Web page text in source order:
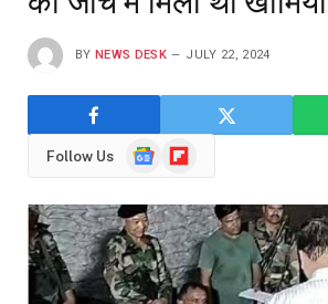
BY NEWS DESK JULY 22, 2024
Follow Us
GoogleFlipboard